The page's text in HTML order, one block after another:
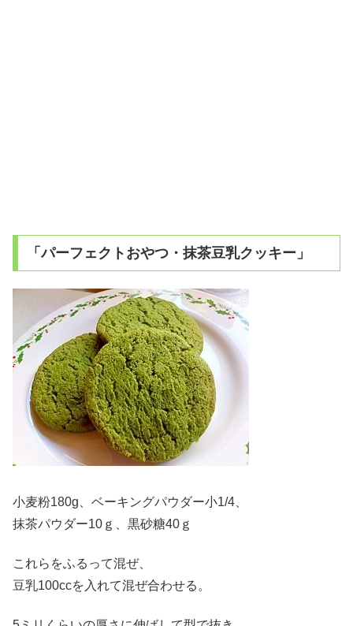
「パーフェクトおやつ・抹茶豆乳クッキー」
小麦粉180g、ベーキングパウダー小1/4、
抹茶パウダー10ｇ、黒砂糖40ｇ
これらをふるって混ぜ、
豆乳100ccを入れて混ぜ合わせる。